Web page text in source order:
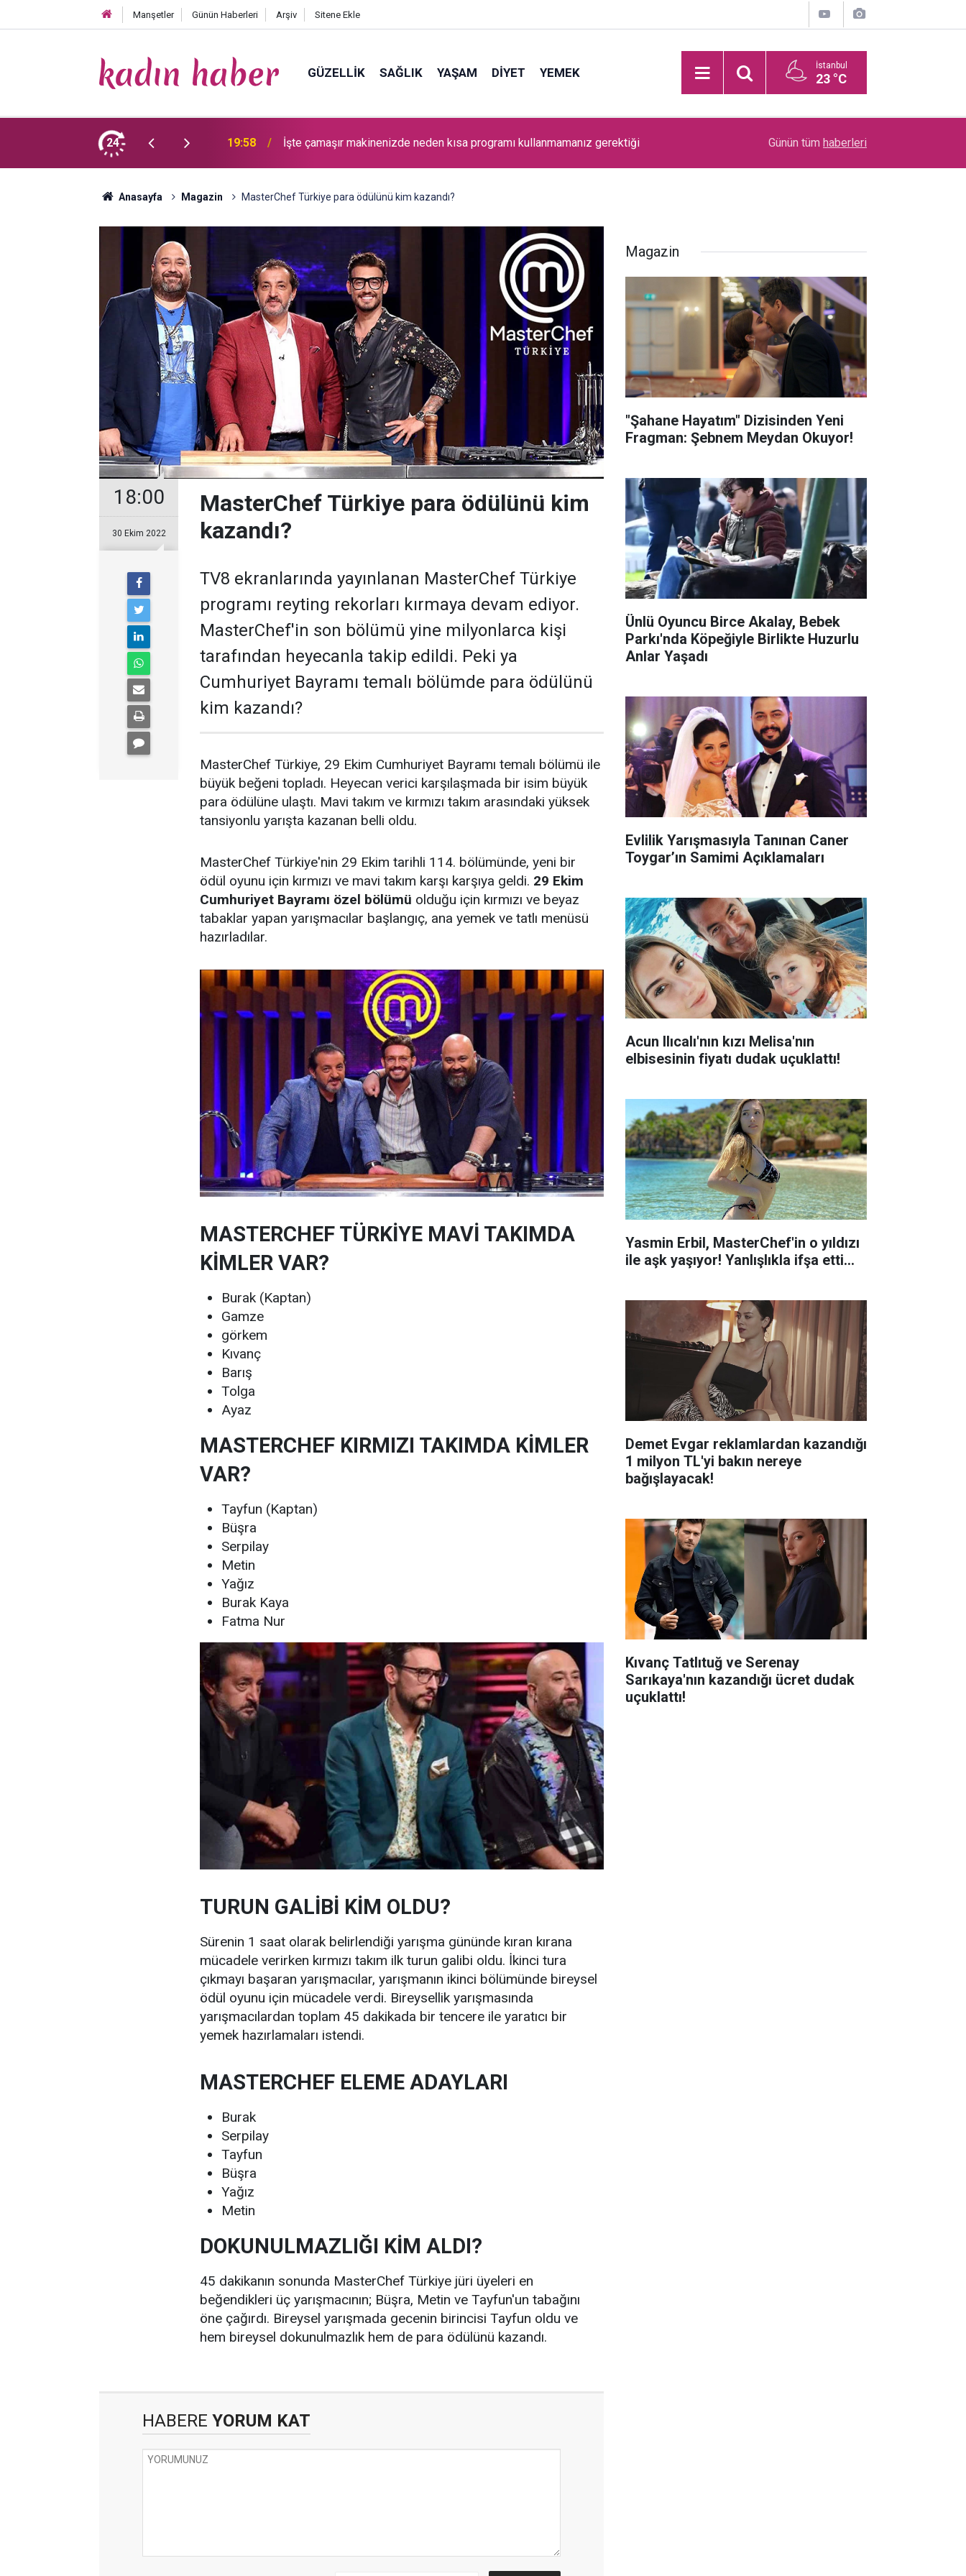
Manşetler Günün Haberleri Arşiv Sitene Ekle
GÜZELLIK SAĞLIK YAŞAM DIYET YEMEK İstanbul
23 °C
24
koku ve lekeleri çıkarmanın sırrını
19:58 İşte çamaşır makinenizde neden kısa programı kullanmamanız gerektiği
Çelik Gibi Yapıyor
Günün tüm haberleri
Anasayfa Magazin MasterChef Türkiye para ödülünü kim kazandı?
18:00
30 Ekim 2022
MasterChef Türkiye para ödülünü kim
kazandı?
TV8 ekranlarında yayınlanan MasterChef Türkiye
programı reyting rekorları kırmaya devam ediyor.
MasterChef'in son bölümü yine milyonlarca kişi
tarafından heyecanla takip edildi. Peki ya
Cumhuriyet Bayramı temalı bölümde para ödülünü
kim kazandı?
MasterChef Türkiye, 29 Ekim Cumhuriyet Bayramı temalı bölümü ile
büyük beğeni topladı. Heyecan verici karşılaşmada bir isim büyük
para ödülüne ulaştı. Mavi takım ve kırmızı takım arasındaki yüksek
tansiyonlu yarışta kazanan belli oldu.
MasterChef Türkiye'nin 29 Ekim tarihli 114. bölümünde, yeni bir
ödül oyunu için kırmızı ve mavi takım karşı karşıya geldi. 29 Ekim
Cumhuriyet Bayramı özel bölümü olduğu için kırmızı ve beyaz
tabaklar yapan yarışmacılar başlangıç, ana yemek ve tatlı menüsü
hazırladılar.
MASTERCHEF TÜRKİYE MAVİ TAKIMDA
KİMLER VAR?
Burak (Kaptan)
Gamze
görkem
Kıvanç
Barış
Tolga
Ayaz
MASTERCHEF KIRMIZI TAKIMDA KİMLER
VAR?
Tayfun (Kaptan)
Büşra
Serpilay
Metin
Yağız
Burak Kaya
Fatma Nur
TURUN GALİBİ KİM OLDU?
Sürenin 1 saat olarak belirlendiği yarışma gününde kıran kırana
mücadele verirken kırmızı takım ilk turun galibi oldu. İkinci tura
çıkmayı başaran yarışmacılar, yarışmanın ikinci bölümünde bireysel
ödül oyunu için mücadele verdi. Bireysellik yarışmasında
yarışmacılardan toplam 45 dakikada bir tencere ile yaratıcı bir
yemek hazırlamaları istendi.
MASTERCHEF ELEME ADAYLARI
Burak
Serpilay
Tayfun
Büşra
Yağız
Metin
DOKUNULMAZLIĞI KİM ALDI?
45 dakikanın sonunda MasterChef Türkiye jüri üyeleri en
beğendikleri üç yarışmacının; Büşra, Metin ve Tayfun'un tabağını
öne çağırdı. Bireysel yarışmada gecenin birincisi Tayfun oldu ve
hem bireysel dokunulmazlık hem de para ödülünü kazandı.
HABERE YORUM KAT
Magazin
"Şahane Hayatım" Dizisinden Yeni
Fragman: Şebnem Meydan Okuyor!
Ünlü Oyuncu Birce Akalay, Bebek
Parkı'nda Köpeğiyle Birlikte Huzurlu
Anlar Yaşadı
Evlilik Yarışmasıyla Tanınan Caner
Toygar’ın Samimi Açıklamaları
Acun Ilıcalı'nın kızı Melisa'nın
elbisesinin fiyatı dudak uçuklattı!
Yasmin Erbil, MasterChef'in o yıldızı
ile aşk yaşıyor! Yanlışlıkla ifşa etti...
Demet Evgar reklamlardan kazandığı
1 milyon TL'yi bakın nereye
bağışlayacak!
Kıvanç Tatlıtuğ ve Serenay
Sarıkaya'nın kazandığı ücret dudak
uçuklattı!